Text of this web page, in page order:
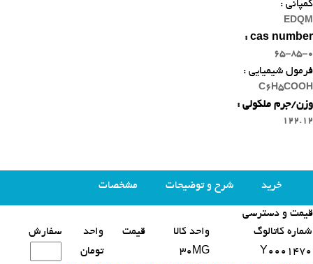
کمپانی :
EDQM
cas number :
65-85-0
فرمول شیمیایی :
C6H5COOH
وزن/جرم ملکولی :
122.12
خرید شرح و توضیحات مشخصات
محصولات مشابه
قیمت و دسترسی
شماره کاتالوگ
واحد کالا قیمت واحد
سفارش
Y0001470
30MG
تومان